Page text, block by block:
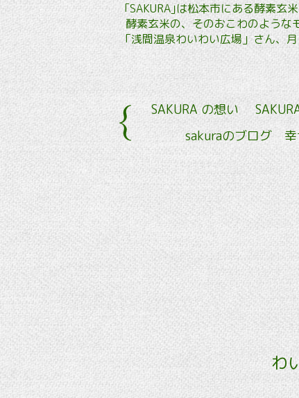
｢SAKURA｣は松本市にある酵素玄
酵素玄米の、そのおこわのよう
「浅間温泉わいわい広場」さん、
SAKURA の想い
sakuraのブログ 幸
わ